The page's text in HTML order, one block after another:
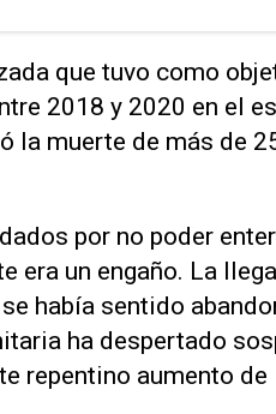
que tuvo ⁠como
2018 y ‌2020 en el
la muerte de más de
por no poder
era un engaño. La
había sentido
ha despertado
repentino aumento ‌de